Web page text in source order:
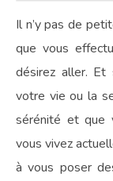
Il n’y pas de
que vous
désirez aller.
votre vie ou la
sérénité et que
vous vivez
à vous poser